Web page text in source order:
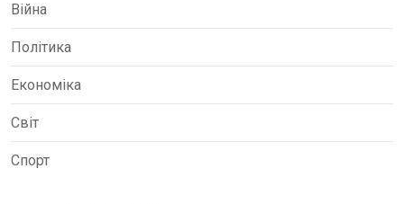
Війна
Політика
Економіка
Світ
Спорт